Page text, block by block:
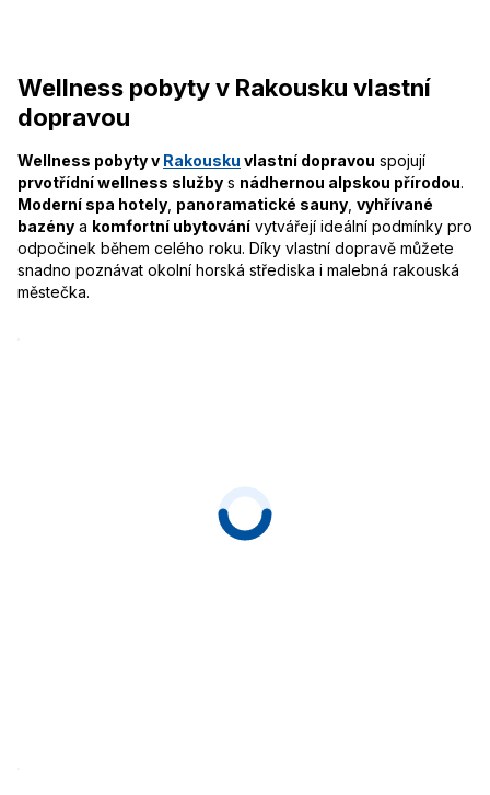
Wellness pobyty v Rakousku vlastní
dopravou
Wellness pobyty v Rakousku vlastní dopravou spojují
prvotřídní wellness služby s nádhernou alpskou přírodou.
Moderní spa hotely panoramatické sauny vyhřívané
bazény a komfortní ubytování vytvářejí ideální podmínky pro
odpočinek během celého roku. Díky vlastní dopravě můžete
snadno poznávat okolní horská střediska i malebná rakouská
městečka.